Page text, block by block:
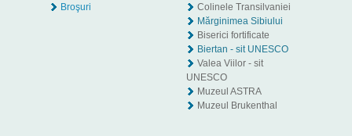
Broşuri
Colinele Transilvaniei
Mărginimea Sibiului
Biserici fortificate
Biertan - sit UNESCO
Valea Viilor - sit
UNESCO
Muzeul ASTRA
Muzeul Brukenthal